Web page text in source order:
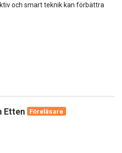
och smart teknik kan förbättra
Etten
Föreläsare